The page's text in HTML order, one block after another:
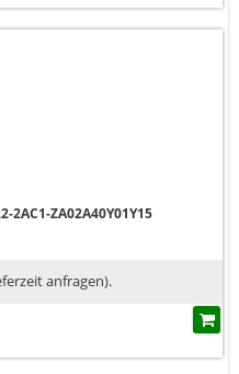
2AC1-ZA02A40Y01Y15
anfragen).